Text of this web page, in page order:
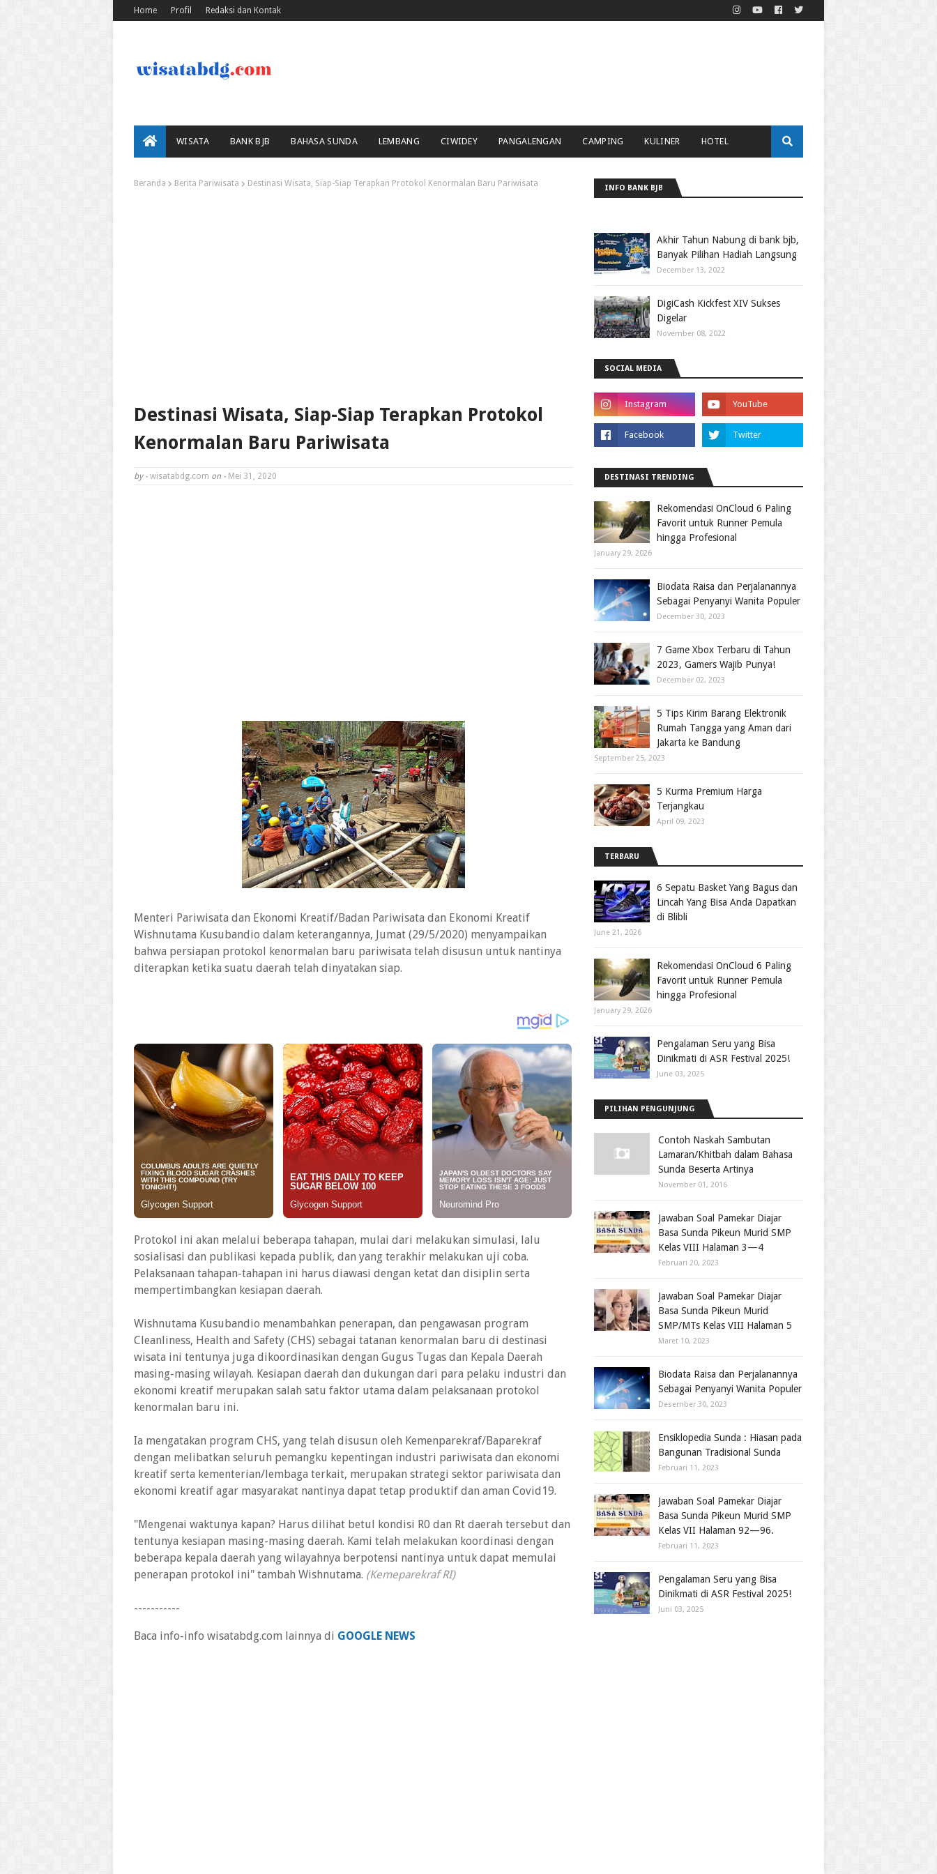
Home Profil Redaksi dan Kontak
WISATA BANK BJB BAHASA SUNDA LEMBANG CIWIDEY PANGALENGAN CAMPING KULINER HOTEL
Beranda Berita Pariwisata Destinasi Wisata, Siap-Siap Terapkan Protokol Kenormalan Baru Pariwisata
Destinasi Wisata, Siap-Siap Terapkan Protokol
Kenormalan Baru Pariwisata
by - wisatabdg.com on - Mei 31, 2020
Menteri Pariwisata dan Ekonomi Kreatif/Badan Pariwisata dan Ekonomi Kreatif
Wishnutama Kusubandio dalam keterangannya, Jumat (29/5/2020) menyampaikan
bahwa persiapan protokol kenormalan baru pariwisata telah disusun untuk nantinya
diterapkan ketika suatu daerah telah dinyatakan siap.
Protokol ini akan melalui beberapa tahapan, mulai dari melakukan simulasi, lalu
sosialisasi dan publikasi kepada publik, dan yang terakhir melakukan uji coba.
Pelaksanaan tahapan-tahapan ini harus diawasi dengan ketat dan disiplin serta
mempertimbangkan kesiapan daerah.
Wishnutama Kusubandio menambahkan penerapan, dan pengawasan program
Cleanliness, Health and Safety (CHS) sebagai tatanan kenormalan baru di destinasi
wisata ini tentunya juga dikoordinasikan dengan Gugus Tugas dan Kepala Daerah
masing-masing wilayah. Kesiapan daerah dan dukungan dari para pelaku industri dan
ekonomi kreatif merupakan salah satu faktor utama dalam pelaksanaan protokol
kenormalan baru ini.
Ia mengatakan program CHS, yang telah disusun oleh Kemenparekraf/Baparekraf
dengan melibatkan seluruh pemangku kepentingan industri pariwisata dan ekonomi
kreatif serta kementerian/lembaga terkait, merupakan strategi sektor pariwisata dan
ekonomi kreatif agar masyarakat nantinya dapat tetap produktif dan aman Covid19.
"Mengenai waktunya kapan? Harus dilihat betul kondisi R0 dan Rt daerah tersebut dan
tentunya kesiapan masing-masing daerah. Kami telah melakukan koordinasi dengan
beberapa kepala daerah yang wilayahnya berpotensi nantinya untuk dapat memulai
penerapan protokol ini" tambah Wishnutama. (Kemeparekraf RI)
-----------
Baca info-info wisatabdg.com lainnya di GOOGLE NEWS
INFO BANK BJB
Akhir Tahun Nabung di bank bjb,
Banyak Pilihan Hadiah Langsung
December 13, 2022
DigiCash Kickfest XIV Sukses
Digelar
November 08, 2022
SOCIAL MEDIA
DESTINASI TRENDING
Rekomendasi OnCloud 6 Paling
Favorit untuk Runner Pemula
hingga Profesional
January 29, 2026
Biodata Raisa dan Perjalanannya
Sebagai Penyanyi Wanita Populer
December 30, 2023
7 Game Xbox Terbaru di Tahun
2023, Gamers Wajib Punya!
December 02, 2023
5 Tips Kirim Barang Elektronik
Rumah Tangga yang Aman dari
Jakarta ke Bandung
September 25, 2023
5 Kurma Premium Harga
Terjangkau
April 09, 2023
TERBARU
6 Sepatu Basket Yang Bagus dan
Lincah Yang Bisa Anda Dapatkan
di Blibli
June 21, 2026
Rekomendasi OnCloud 6 Paling
Favorit untuk Runner Pemula
hingga Profesional
January 29, 2026
Pengalaman Seru yang Bisa
Dinikmati di ASR Festival 2025!
June 03, 2025
PILIHAN PENGUNJUNG
Contoh Naskah Sambutan
Lamaran/Khitbah dalam Bahasa
Sunda Beserta Artinya
November 01, 2016
Jawaban Soal Pamekar Diajar
Basa Sunda Pikeun Murid SMP
Kelas VIII Halaman 3—4
Februari 20, 2023
Jawaban Soal Pamekar Diajar
Basa Sunda Pikeun Murid
SMP/MTs Kelas VIII Halaman 5
Maret 10, 2023
Biodata Raisa dan Perjalanannya
Sebagai Penyanyi Wanita Populer
Desember 30, 2023
Ensiklopedia Sunda : Hiasan pada
Bangunan Tradisional Sunda
Februari 11, 2023
Jawaban Soal Pamekar Diajar
Basa Sunda Pikeun Murid SMP
Kelas VII Halaman 92—96.
Februari 11, 2023
Pengalaman Seru yang Bisa
Dinikmati di ASR Festival 2025!
Juni 03, 2025